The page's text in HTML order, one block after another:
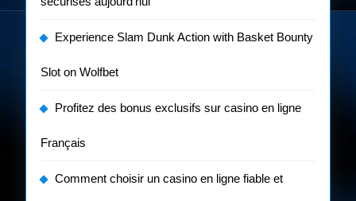
Experience Slam Dunk Action with Basket Bounty
Slot on Wolfbet
Profitez des bonus exclusifs sur casino en ligne
Français
Comment choisir un casino en ligne fiable et